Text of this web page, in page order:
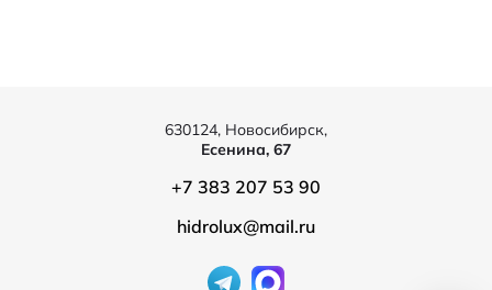
630124, Новосибирск,
Есенина, 67
+7 383 207 53 90
hidrolux@mail.ru